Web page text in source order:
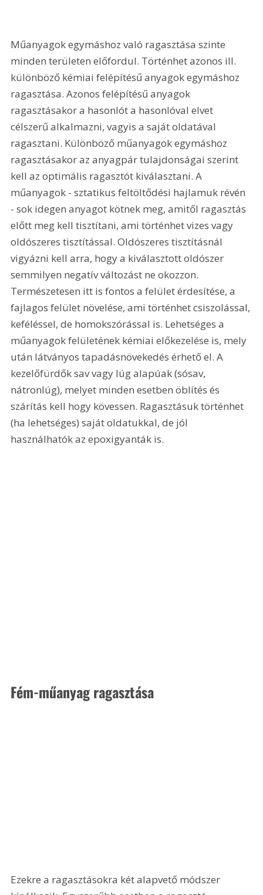
Műanyagok egymáshoz való ragasztása szinte
minden területen előfordul. Történhet azonos ill.
különböző kémiai felépítésű anyagok egymáshoz
ragasztása. Azonos felépítésű anyagok
ragasztásakor a hasonlót a hasonlóval elvet
célszerű alkalmazni, vagyis a saját oldatával
ragasztani. Különböző műanyagok egymáshoz
ragasztásakor az anyagpár tulajdonságai szerint
kell az optimális ragasztót kiválasztani. A
műanyagok - sztatikus feltöltődési hajlamuk révén
- sok idegen anyagot kötnek meg, amitől ragasztás
előtt meg kell tisztítani, ami történhet vizes vagy
oldószeres tisztítással. Oldószeres tisztításnál
vigyázni kell arra, hogy a kiválasztott oldószer
semmilyen negatív változást ne okozzon.
Természetesen itt is fontos a felület érdesítése, a
fajlagos felület növelése, ami történhet csiszolással,
keféléssel, de homokszórással is. Lehetséges a
műanyagok felületének kémiai előkezelése is, mely
után látványos tapadásnövekedés érhető el. A
kezelőfürdők sav vagy lúg alapúak (sósav,
nátronlúg), melyet minden esetben öblítés és
szárítás kell hogy kövessen. Ragasztásuk történhet
(ha lehetséges) saját oldatukkal, de jól
használhatók az epoxigyanták is.
Fém-műanyag ragasztása
Ezekre a ragasztásokra két alapvető módszer